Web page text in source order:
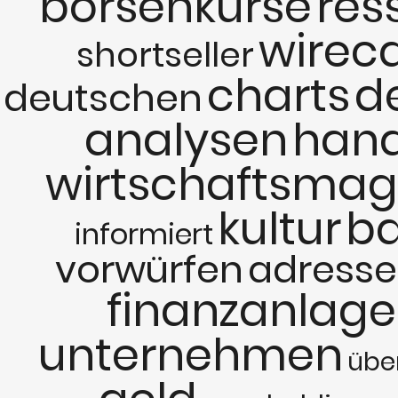
shortseller
deutschencharts
analysen
informiert kultur
vorwürfenadresse
unternehmen